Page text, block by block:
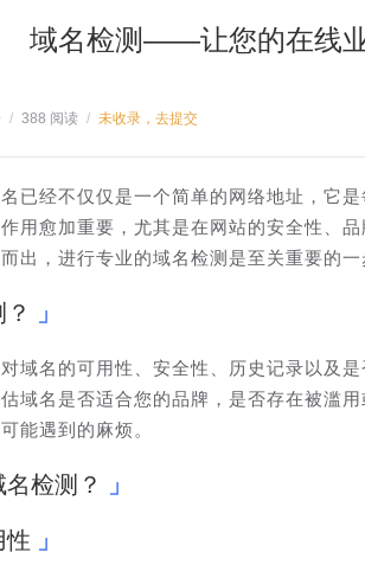
域名检测——让您的在线
/ 388 阅读 / 未收录，去提交
已经不仅仅是一个简单的网络地址，它
用愈加重要，尤其是在网站的安全性、
出，进行专业的域名检测是至关重要的一
域名的可用性、安全性、历史记录以及
域名是否适合您的品牌，是否存在被滥
能遇到的麻烦。
检测？
性